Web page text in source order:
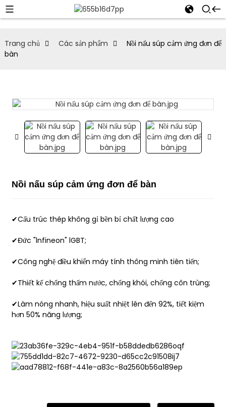
Trang chủ Các sản phẩm
Nồi nấu súp cảm ứng đơn để
bàn
Nồi nấu súp cảm ứng đơn để bàn
✔Cấu trúc thép không gỉ bền bỉ chất lượng cao
✔Đức "lnfineon" lGBT;
✔Công nghệ điều khiển máy tính thông minh tiên tiến;
✔Thiết kế chống thấm nước, chống khói, chống côn trùng;
✔Làm nóng nhanh, hiệu suất nhiệt lên đến 92%, tiết kiệm
hơn 50% năng lượng;